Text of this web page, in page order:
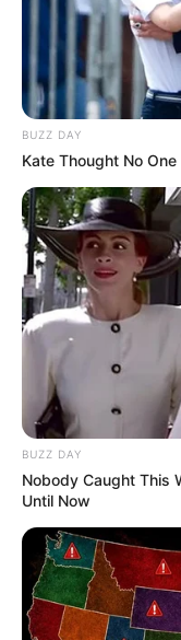
BUZZ DAY
Kate Thought No
BUZZ DAY
Nobody Caught This
Until Now